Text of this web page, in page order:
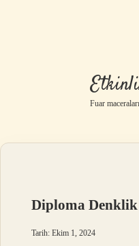
Fuar
Diploma Denklik
Tarih: Ekim 1, 2024